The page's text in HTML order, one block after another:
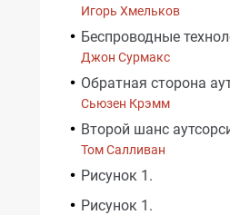
Игорь Хмельков
Беспроводные
Джон Сурмакс
Обратная сторона
Сьюзен Крэмм
Второй шанс
Том Салливан
Рисунок 1.
Рисунок 1.